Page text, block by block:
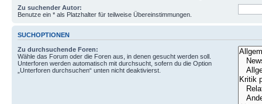
Zu suchender Autor:
Benutze ein * als Platzhalter für teilweise Übereinstimmungen.
SUCHOPTIONEN
Zu durchsuchende Foren:
Wähle das Forum oder die Foren aus, in denen gesucht werden soll.
Unterforen werden automatisch mit durchsucht, sofern du die Option
„Unterforen durchsuchen“ unten nicht deaktivierst.